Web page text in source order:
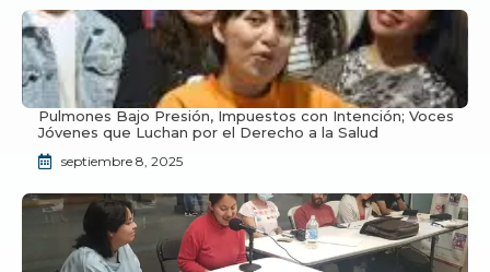
Pulmones Bajo Presión, Impuestos con Intención; Voces
Jóvenes que Luchan por el Derecho a la Salud
septiembre 8, 2025